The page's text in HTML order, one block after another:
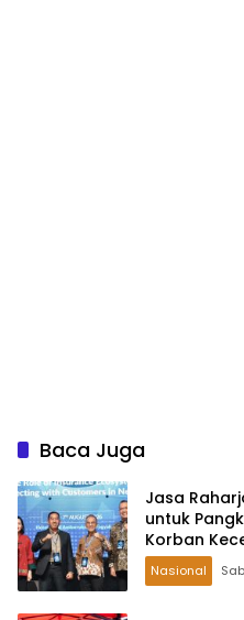
Baca Juga
Jasa
untuk
Korban
Nasional